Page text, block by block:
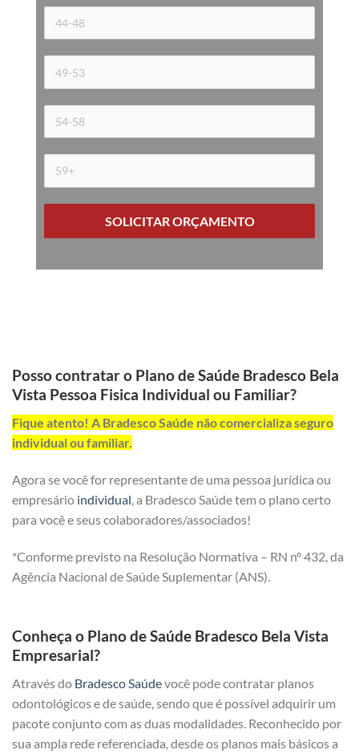
SOLICITAR ORÇAMENTO
Posso contratar o Plano de Saúde Bradesco Bela
Vista Pessoa Fisica Individual ou Familiar?
Fique atento! A Bradesco Saúde não comercializa seguro
individual ou familiar.
Agora se você for representante de uma pessoa jurídica ou
empresário individual , a Bradesco Saúde tem o plano certo
para você e seus colaboradores/associados!
*Conforme previsto na Resolução Normativa – RN nº 432, da
Agência Nacional de Saúde Suplementar (ANS).
Conheça o Plano de Saúde Bradesco Bela Vista
Empresarial?
Através do Bradesco Saúdevocê pode contratar planos
odontológicos e de saúde, sendo que é possível adquirir um
pacote conjunto com as duas modalidades. Reconhecido por
sua ampla rede referenciada, desde os planos mais básicos a